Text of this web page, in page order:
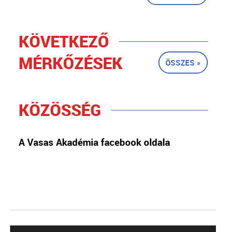
KÖVETKEZŐ
MÉRKŐZÉSEK
ÖSSZES »
KÖZÖSSÉG
A Vasas Akadémia facebook oldala